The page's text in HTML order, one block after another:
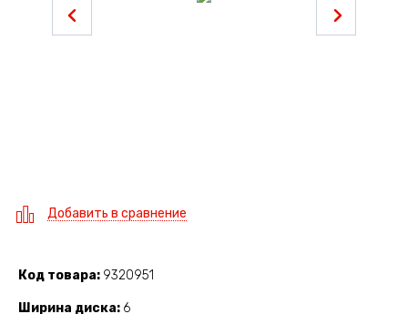
Добавить в сравнение
Код товара 9320951
Ширина диска 6